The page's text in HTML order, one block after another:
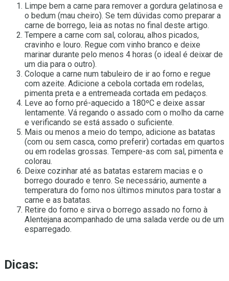
Limpe bem a carne para remover a gordura gelatinosa e
o bedum (mau cheiro). Se tem dúvidas como preparar a
carne de borrego, leia as notas no final deste artigo.
Tempere a carne com sal, colorau, alhos picados,
cravinho e louro. Regue com vinho branco e deixe
marinar durante pelo menos 4 horas (o ideal é deixar de
um dia para o outro).
Coloque a carne num tabuleiro de ir ao forno e regue
com azeite. Adicione a cebola cortada em rodelas,
pimenta preta e a entremeada cortada em pedaços.
Leve ao forno pré-aquecido a 180ºC e deixe assar
lentamente. Vá regando o assado com o molho da carne
e verificando se está assado o suficiente.
Mais ou menos a meio do tempo, adicione as batatas
(com ou sem casca, como preferir) cortadas em quartos
ou em rodelas grossas. Tempere-as com sal, pimenta e
colorau.
Deixe cozinhar até as batatas estarem macias e o
borrego dourado e tenro. Se necessário, aumente a
temperatura do forno nos últimos minutos para tostar a
carne e as batatas.
Retire do forno e sirva o borrego assado no forno à
Alentejana acompanhado de uma salada verde ou de um
esparregado.
Dicas: